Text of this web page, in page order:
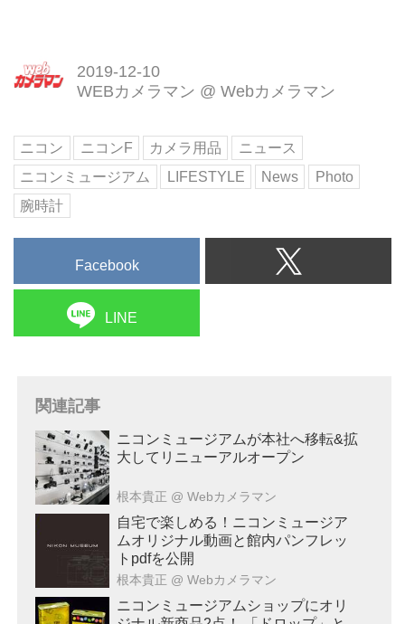
2019-12-10
WEBカメラマン @ Webカメラマン
ニコン ニコンF カメラ用品
ニュース
ニコンミュージアム
LIFESTYLE News
Photo
腕時計
Facebook
LINE
関連記事
ニコンミュージアムが本社へ移転&拡
大してリニューアルオープン
根本貴正 @ Webカメラマン
自宅で楽しめる！ニコンミュージア
ムオリジナル動画と館内パンフレッ
トpdfを公開
根本貴正 @ Webカメラマン
ニコンミュージアムショップにオリ